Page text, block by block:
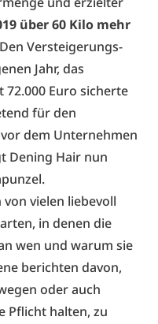
über 60 Kilo mehr
Den Versteigerungs-
Jahr, das
Euro sicherte
für den
dem Unternehmen
Dening Hair nun
vielen liebevoll
in denen die
wen und warum sie
berichten davon,
oder auch
Pflicht halten, zu